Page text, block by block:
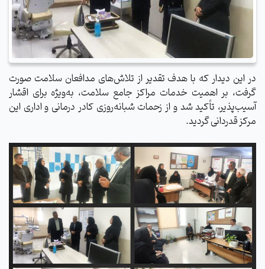
در این دیدار که با هدف تقدیر از تلاش‌های مدافعان سلامت صورت
گرفت، بر اهمیت خدمات مراکز جامع سلامت، به‌ویژه برای اقشار
آسیب‌پذیر، تأکید شد و از زحمات شبانه‌روزی کادر درمانی و اداری این
مرکز قدردانی گردید.